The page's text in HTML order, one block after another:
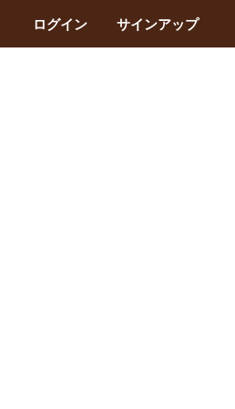
ログイン サインアップ